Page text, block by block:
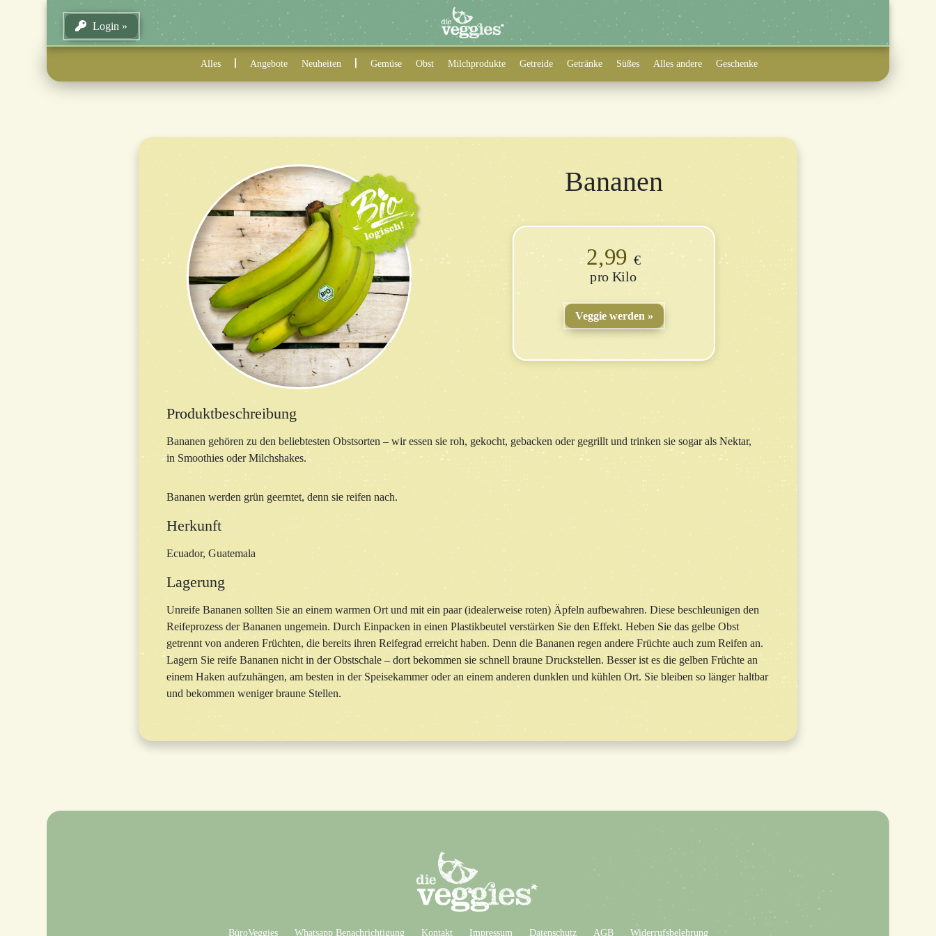
Login
Alles Angebote Neuheiten Gemüse Obst Milchprodukte Getreide Getränke Süßes Alles andere Geschenke
Bananen
2,99€
Kilo
Veggie werden
Produktbeschreibung
Bananen gehören zu den beliebtesten Obstsorten – wir essen sie roh, gekocht, gebacken oder gegrillt und trinken sie sogar als Nektar,
in Smoothies oder Milchshakes.
Bananen werden grün geerntet, denn sie reifen nach.
Herkunft
Ecuador, Guatemala
Lagerung
Unreife Bananen sollten Sie an einem warmen Ort und mit ein paar (idealerweise roten) Äpfeln aufbewahren. Diese beschleunigen den
Reifeprozess der Bananen ungemein. Durch Einpacken in einen Plastikbeutel verstärken Sie den Effekt. Heben Sie das gelbe Obst
getrennt von anderen Früchten, die bereits ihren Reifegrad erreicht haben. Denn die Bananen regen andere Früchte auch zum Reifen an.
Lagern Sie reife Bananen nicht in der Obstschale – dort bekommen sie schnell braune Druckstellen. Besser ist es die gelben Früchte an
einem Haken aufzuhängen, am besten in der Speisekammer oder an einem anderen dunklen und kühlen Ort. Sie bleiben so länger haltbar
und bekommen weniger braune Stellen.
BüroVeggies Whatsapp Benachrichtigung Kontakt Impressum Datenschutz AGB Widerrufsbelehrung